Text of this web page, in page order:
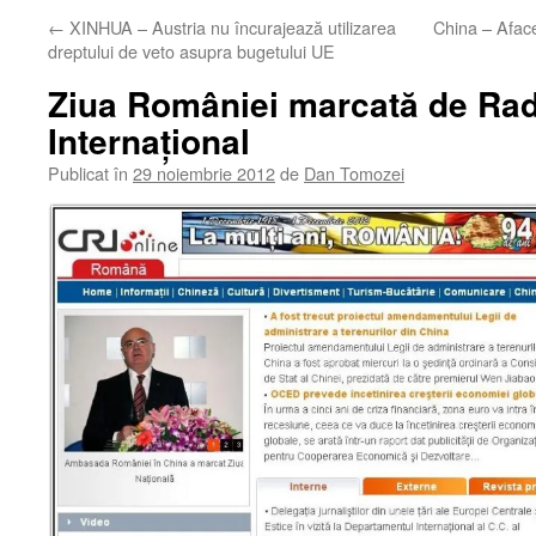
← XINHUA – Austria nu încurajează utilizarea
dreptului de veto asupra bugetului UE
China –
Ziua României marcată de
Internaţional
Publicat în 29 noiembrie 2012de Dan Tomozei